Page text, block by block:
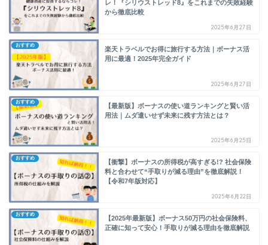
レ！『シリウストレッド8』をこれまでの失敗経験
から徹底比較
2025年6月27日
おすすめ
楽天トラベルでお得に旅行する方法｜ボーナス活
用に最適！2025年完全ガイド
2025年6月27日
おすすめ
【最新版】ボーナスの使い道ランキングと賢い活
用法｜ムダ遣いせず未来に残す方法とは？
2025年6月25日
おすすめ
【衝撃】ボーナスの所得税が高すぎる!? 社会保険
料と合わせて“手取りが減る理由”を徹底解説！
【令和7年版対応】
2025年6月22日
おすすめ
【2025年最新版】ボーナス50万円の社会保険料、
正確に知って安心！手取りが減る理由を徹底解説